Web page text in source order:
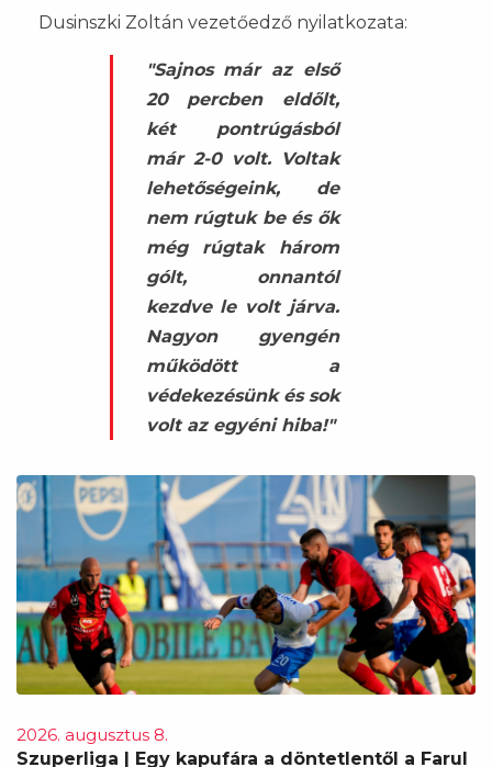
Dusinszki Zoltán vezetőedző nyilatkozata:
"Sajnos már az első
20 percben eldőlt,
két pontrúgásból
már 2-0 volt. Voltak
lehetőségeink, de
nem rúgtuk be és ők
még rúgtak három
gólt, onnantól
kezdve le volt járva.
Nagyon gyengén
működött a
védekezésünk és sok
volt az egyéni hiba!"
2026. augusztus 8.
Szuperliga | Egy kapufára a döntetlentől a Farul